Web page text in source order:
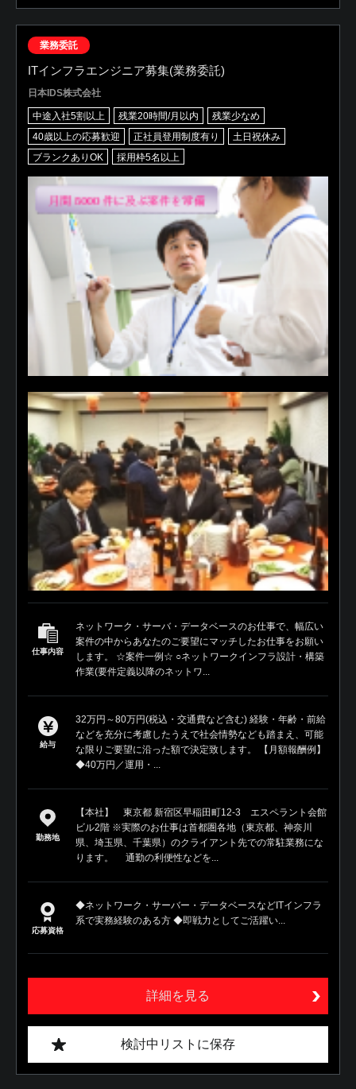
業務委託
ITインフラエンジニア募集(業務委託)
日本IDS株式会社
中途入社5割以上 残業20時間/月以内
残業少なめ
40歳以上の応募歓迎
正社員登用制度有り
土日祝休み
ブランクありOK
採用枠5名以上
仕事内容
ネットワーク・サーバ・データベースのお仕事で、幅広い
案件の中からあなたのご要望にマッチしたお仕事をお願い
します。 ☆案件一例☆ ○ネットワークインフラ設計・構築
作業(要件定義以降のネットワ...
給与
32万円～80万円(税込・交通費など含む) 経験・年齢・前給
などを充分に考慮したうえで社会情勢なども踏まえ、可能
な限りご要望に沿った額で決定致します。 【月額報酬例】
◆40万円／運用・...
勤務地
【本社】 東京都 新宿区早稲田町12-3 エスペラント会館
ビル2階 ※実際のお仕事は首都圏各地（東京都、神奈川
県、埼玉県、千葉県）のクライアント先での常駐業務にな
ります。 通勤の利便性などを...
応募資格
◆ネットワーク・サーバー・データベースなどITインフラ
系で実務経験のある方 ◆即戦力としてご活躍い...
詳細を見る
検討中リストに保存